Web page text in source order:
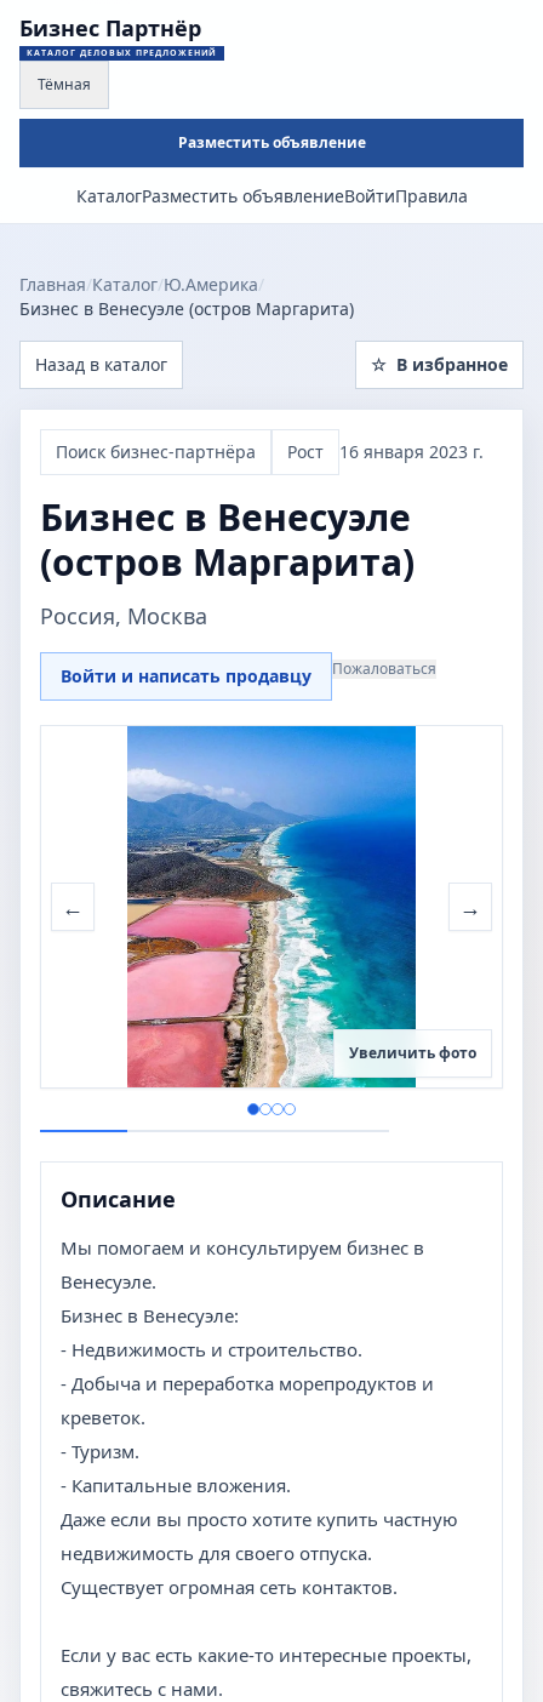
Бизнес Партнёр
КАТАЛОГ ДЕЛОВЫХ ПРЕДЛОЖЕНИЙ
Тёмная
Разместить объявление
КаталогРазместить объявлениеВойтиПравила
Главная/Каталог/Ю.Америка/
Бизнес в Венесуэле (остров Маргарита)
Назад в каталог ☆ В избранное
Поиск бизнес-партнёра Рост 16 января 2023 г.
Бизнес в Венесуэле
(остров Маргарита)
Россия, Москва
Войти и написать продавцу Пожаловаться
Увеличить фото
← →
Описание
Мы помогаем и консультируем бизнес в
Венесуэле.
Бизнес в Венесуэле:
- Недвижимость и строительство.
- Добыча и переработка морепродуктов и
креветок.
- Туризм.
- Капитальные вложения.
Даже если вы просто хотите купить частную
недвижимость для своего отпуска.
Существует огромная сеть контактов.
Если у вас есть какие-то интересные проекты,
свяжитесь с нами.